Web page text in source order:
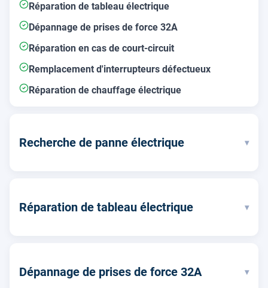
Réparation de tableau électrique
Dépannage de prises de force 32A
Réparation en cas de court-circuit
Remplacement d'interrupteurs défectueux
Réparation de chauffage électrique
Recherche de panne électrique ▾
Réparation de tableau électrique ▾
Dépannage de prises de force 32A ▾